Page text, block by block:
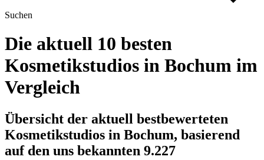
Suchen
Die aktuell 10 besten
Kosmetikstudios in Bochum im
Vergleich
Übersicht der aktuell bestbewerteten
Kosmetikstudios in Bochum, basierend
auf den uns bekannten 9.227